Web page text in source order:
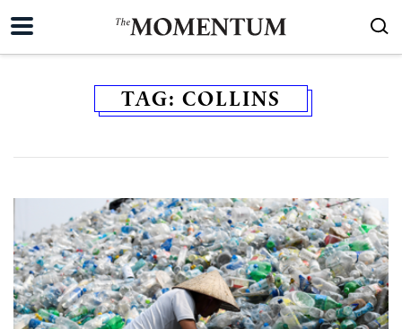
TAG: COLLINS